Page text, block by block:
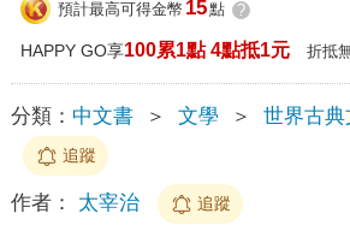
預計最高可得金幣 15點 ?
HAPPY GO享100累1點 4點抵1元 折抵
分類： 中文書 ＞ 文學 ＞ 世界古典
追蹤
作者： 太宰治 追蹤